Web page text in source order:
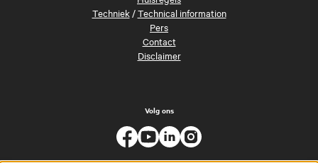
Techniek/Technical information
Pers
Contact
Disclaimer
Volg ons